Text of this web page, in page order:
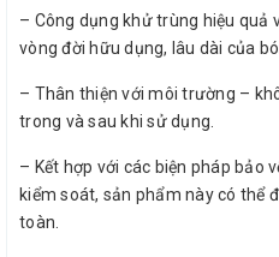
– Công dụng khử trùng hiệu quả
vòng đời hữu dụng, lâu dài của
– Thân thiện với môi trường –
trong và sau khi sử dụng.
– Kết hợp với các biện pháp bảo
kiểm soát, sản phẩm này có thể
toàn.